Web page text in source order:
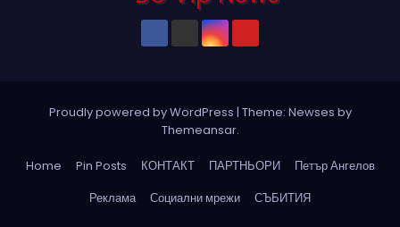
Proudly powered by WordPress | Theme: Newses by
Themeansar.
Home Pin Posts КОНТАКТ ПАРТНЬОРИ
Петър Ангелов
Реклама
Социални мрежи СЪБИТИЯ